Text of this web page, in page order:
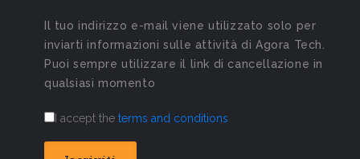
Il tuo indirizzo e-mail viene utilizzato solo per
inviarti informazioni sulle attività di Agora Tech.
Puoi sempre utilizzare il link di cancellazione in
qualsiasi momento
I accept the terms and conditions